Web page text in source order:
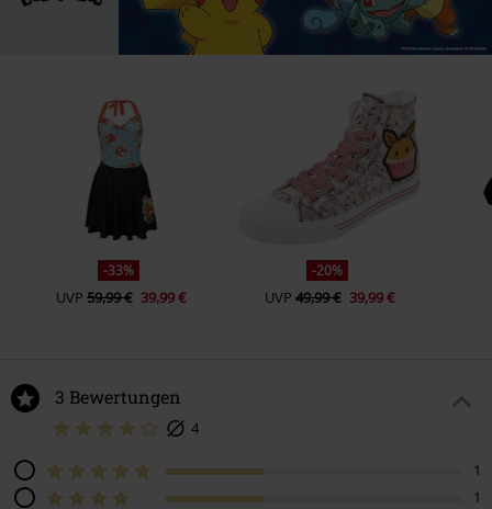
-33%
UVP 59,99 € 39,99 €
-20%
UVP 49,99 € 39,99 €
3 Bewertungen
4
1
1